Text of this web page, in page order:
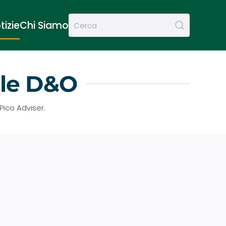
Chi Siamo
D&O
Adviser.